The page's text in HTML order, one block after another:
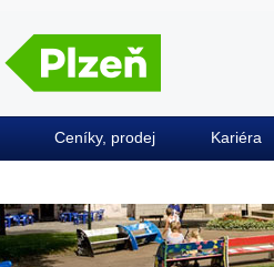
Ceníky, prodej Kariéra